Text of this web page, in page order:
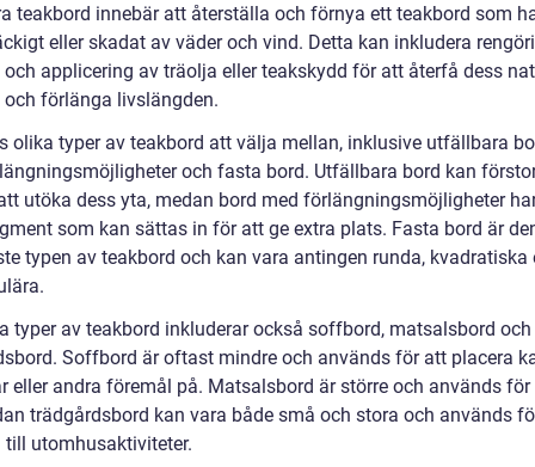
teakbord innebär att återställa och förnya ett teakbord som
eller skadat av väder och vind. Detta kan inkludera
applicering av träolja eller teakskydd för att återfå dess
och förlänga livslängden.
olika typer av teakbord att välja mellan, inklusive utfällbara
och fasta bord. Utfällbara bord kan
utöka dess yta, medan bord med förlängningsmöjligheter
som kan sättas in för att ge extra plats. Fasta bord är
typen av teakbord och kan vara antingen runda, kvadratiska
typer av teakbord inkluderar också soffbord, matsalsbord och
Soffbord är oftast mindre och används för att placera
eller andra föremål på. Matsalsbord är större och används
trädgårdsbord kan vara både små och stora och används
till utomhusaktiviteter.